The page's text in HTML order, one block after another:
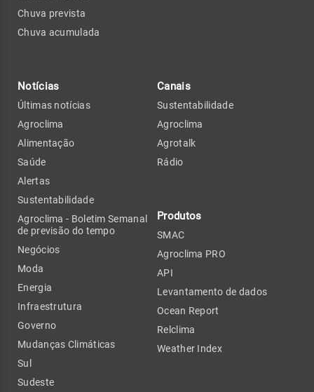
Chuva prevista
Chuva acumulada
Notícias
Últimas notícias
Agroclima
Alimentação
Saúde
Alertas
Sustentabilidade
Agroclima - Boletim Semanal
de previsão do tempo
Negócios
Moda
Energia
Infraestrutura
Governo
Mudanças Climáticas
Sul
Sudeste
Canais
Sustentabilidade
Agroclima
Agrotalk
Rádio
Produtos
SMAC
Agroclima PRO
API
Levantamento de dados
Ocean Report
Relclima
Weather Index